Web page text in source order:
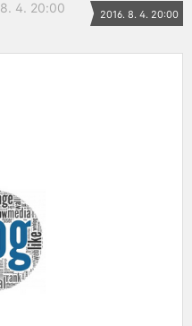
4. 20:00 2016. 8. 4. 20:00